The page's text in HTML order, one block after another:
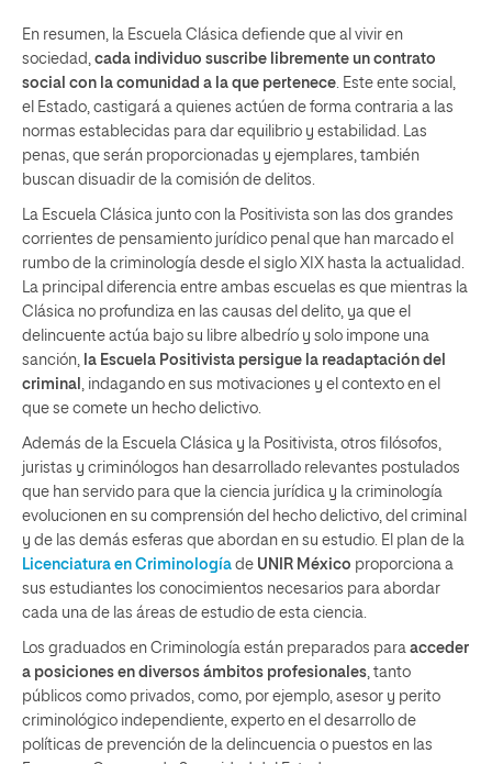
En resumen, la Escuela Clásica defiende que al vivir en
sociedad, cada individuo suscribe libremente un contrato
social con la comunidad a la que pertenece . Este ente social,
el Estado, castigará a quienes actúen de forma contraria a las
normas establecidas para dar equilibrio y estabilidad. Las
penas, que serán proporcionadas y ejemplares, también
buscan disuadir de la comisión de delitos.
La Escuela Clásica junto con la Positivista son las dos grandes
corrientes de pensamiento jurídico penal que han marcado el
rumbo de la criminología desde el siglo XIX hasta la actualidad.
La principal diferencia entre ambas escuelas es que mientras la
Clásica no profundiza en las causas del delito, ya que el
delincuente actúa bajo su libre albedrío y solo impone una
sanción,
la Escuela Positivista persigue la readaptación del
criminal
, indagando en sus motivaciones y el contexto en el
que se comete un hecho delictivo.
Además de la Escuela Clásica y la Positivista, otros filósofos,
juristas y criminólogos han desarrollado relevantes postulados
que han servido para que la ciencia jurídica y la criminología
evolucionen en su comprensión del hecho delictivo, del criminal
y de las demás esferas que abordan en su estudio. El plan de la
Licenciatura en Criminología de UNIR México proporciona a
sus estudiantes los conocimientos necesarios para abordar
cada una de las áreas de estudio de esta ciencia.
Los graduados en Criminología están preparados para acceder
a posiciones en diversos ámbitos profesionales , tanto
públicos como privados, como, por ejemplo, asesor y perito
criminológico independiente, experto en el desarrollo de
políticas de prevención de la delincuencia o puestos en las